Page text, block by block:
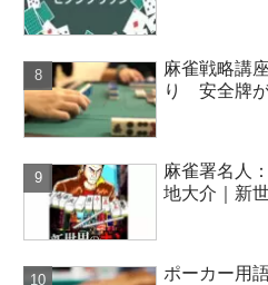
麻雀戦略講
り 安全牌
麻雀署名人
地大介｜新
ポーカー用